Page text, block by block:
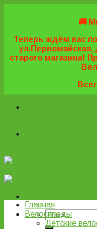
🚚
Теперь ждём вас
ул.Первомайская,
старого магазина!
Главная
Велосипеды
Детские